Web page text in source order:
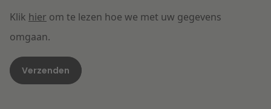
Klik hier om te lezen hoe we met uw gegevens
omgaan.